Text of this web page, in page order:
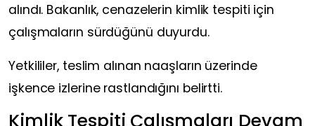
alındı. Bakanlık, cenazelerin kimlik tespiti için
çalışmaların sürdüğünü duyurdu.
Yetkililer, teslim alınan naaşların üzerinde
işkence izlerine rastlandığını belirtti.
Kimlik Tespiti Çalışmaları Devam